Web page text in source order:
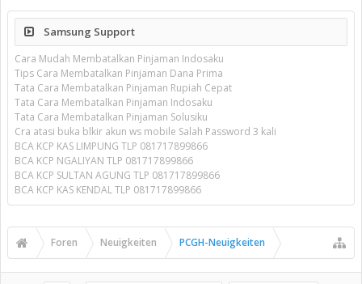
Samsung Support
Cara Mudah Membatalkan Pinjaman Indosaku
Tips Cara Membatalkan Pinjaman Dana Prima
Tata Cara Membatalkan Pinjaman Rupiah Cepat
Tata Cara Membatalkan Pinjaman Indosaku
Tata Cara Membatalkan Pinjaman Solusiku
Cra atasi buka blkir akun ws mobile Salah Password 3 kali
BCA KCP KAS LIMPUNG TLP 081717899866
BCA KCP NGALIYAN TLP 081717899866
BCA KCP SULTAN AGUNG TLP 081717899866
BCA KCP KAS KENDAL TLP 081717899866
Foren Neuigkeiten PCGH-Neuigkeiten